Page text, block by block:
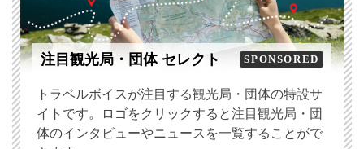
注目観光局・団体 セレクト SPONSORED
トラベルボイスが注目する観光局・団体の特設サ
イトです。ロゴをクリックすると注目観光局・団
体のインタビューやニュースを一覧することがで